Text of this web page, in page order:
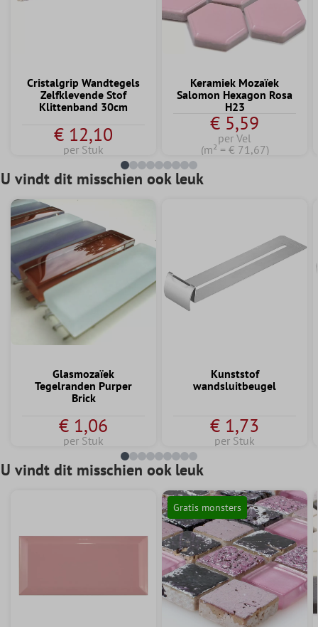
Cristalgrip Wandtegels
Zelfklevende Stof
Klittenband 30cm
€ 12,10
per Stuk
Keramiek Mozaïek
Salomon Hexagon Rosa
H23
€ 5,59
per Vel
(m² = € 71,67)
U vindt dit misschien ook leuk
Glasmozaïek
Tegelranden Purper
Brick
€ 1,06
per Stuk
Kunststof
wandsluitbeugel
€ 1,73
per Stuk
U vindt dit misschien ook leuk
Gratis monsters